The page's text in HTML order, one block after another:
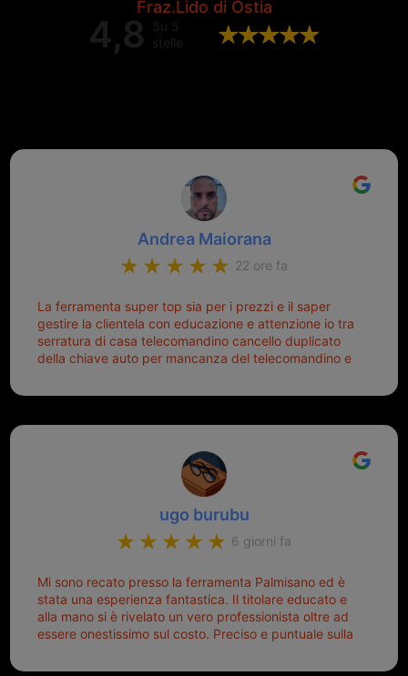
Fraz.Lido di Ostia
4,8
Su 5
stelle
Andrea Maiorana
22 ore fa
La ferramenta super top sia per i prezzi e il saper
gestire la clientela con educazione e attenzione io tra
serratura di casa telecomandino cancello duplicato
della chiave auto per mancanza del telecomandino e
meglio ferramenta de ostia e poi il prorietario il signor
ugo burubu
6 giorni fa
Mi sono recato presso la ferramenta Palmisano ed è
stata una esperienza fantastica. Il titolare educato e
alla mano si è rivelato un vero professionista oltre ad
essere onestissimo sul costo. Preciso e puntuale sulla